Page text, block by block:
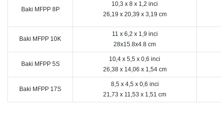
Baki MFPP 8P
10,3 x 8 x 1,2 inci
26,19 x 20,39 x 3,19 cm
Baki MFPP 10K
11 x 6,2 x 1,9 inci
28x15.8x4.8 cm
Baki MFPP 5S
10,4 x 5,5 x 0,6 inci
26,38 x 14,06 x 1,54 cm
Baki MFPP 17S
8,5 x 4,5 x 0,6 inci
21,73 x 11,53 x 1,51 cm